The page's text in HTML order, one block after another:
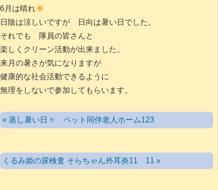
6月は晴れ
日陰は涼しいですが 日向は暑い日でした。
それでも 隊員の皆さんと
楽しくクリーン活動が出来ました。
来月の暑さが気になりますが
健康的な社会活動できるように
無理をしないで参加してもらいます。
« 蒸し暑い日々 ペット同伴老人ホーム123
くるみ姫の尿検査 そらちゃん外耳炎11 11 »